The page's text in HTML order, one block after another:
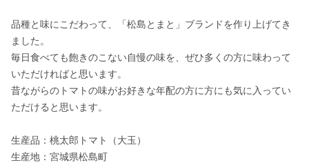
品種と味にこだわって、「松島とまと」ブランドを作り上げてき
ました。
毎日食べても飽きのこない自慢の味を、ぜひ多くの方に味わって
いただければと思います。
昔ながらのトマトの味がお好きな年配の方に方にも気に入ってい
ただけると思います。
生産品：桃太郎トマト（大玉）
生産地：宮城県松島町